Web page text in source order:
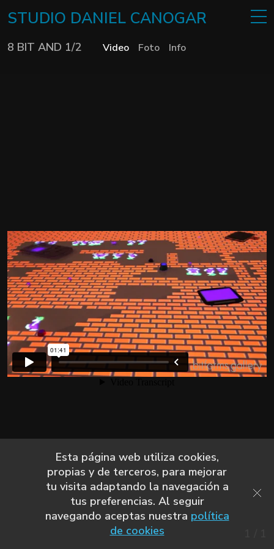
STUDIO DANIEL CANOGAR
8 BIT AND 1/2 Video Foto Info
Esta página web utiliza cookies,
propias y de terceros, para mejorar
tu visita adaptando la navegación a
tus preferencias. Al seguir
navegando aceptas nuestra política
de cookies